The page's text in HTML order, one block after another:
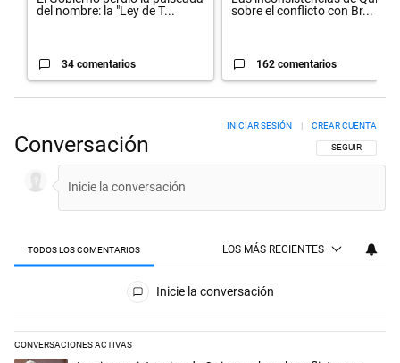
del nombre: la "Ley de T...
34 comentarios
sobre el conflicto con Br...
162 comentarios
Conversación SIGA ESTA
SEGUIR
INICIAR SESIÓN | CREAR CUENTA
TODOS LOS COMENTARIOS LOS MÁS RECIENTES
Todos los comentarios
Inicie la conversación
CONVERSACIONES ACTIVAS
Este listado muestra los artículos con más comentarios en los